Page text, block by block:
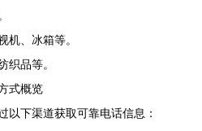
机、冰箱等。
织品等。
式概览
以下渠道获取可靠电话信息：